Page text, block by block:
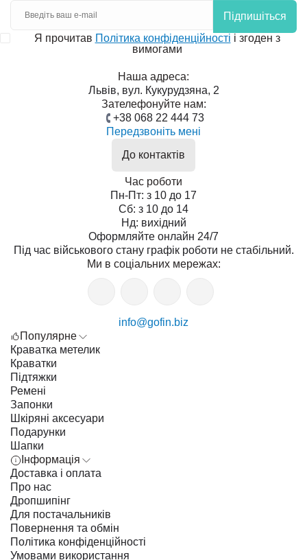
Підпишіться
Я прочитав Політика конфіденційності і згоден з
вимогами
Наша адреса:
Львів, вул. Кукурудзяна, 2
Зателефонуйте нам:
+38 068 22 444 73
Передзвоніть мені
До контактів
Час роботи
Пн-Пт: з 10 до 17
Сб: з 10 до 14
Нд: вихідний
Оформляйте онлайн 24/7
Під час військового стану графік роботи не стабільний.
Ми в соціальних мережах:
info@gofin.biz
Популярне
Краватка метелик
Краватки
Підтяжки
Ремені
Запонки
Шкіряні аксесуари
Подарунки
Шапки
Інформація
Доставка і оплата
Про нас
Дропшипінг
Для постачальників
Повернення та обмін
Політика конфіденційності
Умовами використання